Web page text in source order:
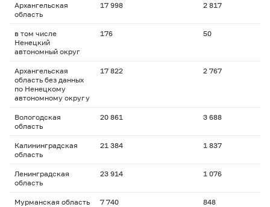
Архангельская
область
17 998 2 817
в том числе
Ненецкий
автономный округ
176 50
Архангельская
область без данных
по Ненецкому
автономному округу
17 822 2 767
Вологодская
область
20 861 3 688
Калининградская
область
21 384 1 837
Ленинградская
область
23 914 1 076
Мурманская область 7 740 848